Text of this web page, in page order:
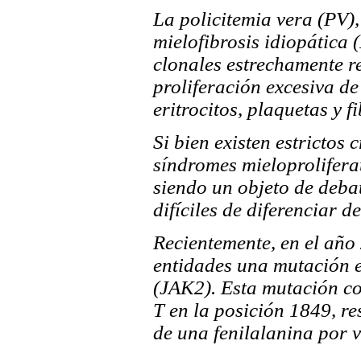
La policitemia vera
mielofibrosis idiopática
clonales estrechamente
proliferación excesiva
eritrocitos, plaquetas y
Si bien existen estrictos
síndromes
siendo un objeto de
difíciles de diferenciar
Recientemente, en el
entidades una mutación
(JAK2). Esta mutación
T en la posición 1849,
de una fenilalanina por